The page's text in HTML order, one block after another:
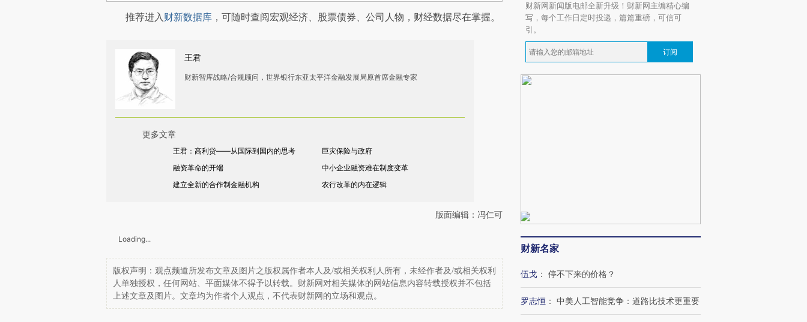
推荐进入财新数据库 ，可随时查阅宏观经济、股票债券、公司人物，财经数据尽在掌握。
王君
财新智库战略/合规顾问，世界银行东亚太平洋金融发展局原首席金融专家
更多文章
王君：高利贷——从国际到国内的思考
巨灾保险与政府
融资革命的开端
中小企业融资难在制度变革
建立全新的合作制金融机构
农行改革的内在逻辑
版面编辑：冯仁可
Loading...
版权声明：观点频道所发布文章及图片之版权属作者本人及/或相关权利人所有，未经作者及/或相关权利
人单独授权，任何网站、平面媒体不得予以转载。财新网对相关媒体的网站信息内容转载授权并不包括
上述文章及图片。文章均为作者个人观点，不代表财新网的立场和观点。
财新网新闻版电邮全新升级！财新网主编精心编
写，每个工作日定时投递，篇篇重磅，可信可
引。
订阅
财新名家
伍戈 ： 停不下来的价格？
罗志恒 ： 中美人工智能竞争：道路比技术更重要